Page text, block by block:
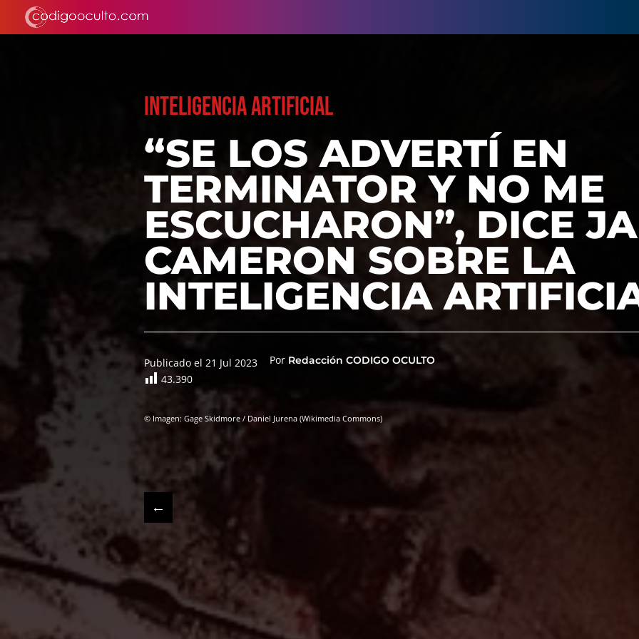
INTELIGENCIA ARTIFICIAL
“SE LOS ADVERTÍ EN
TERMINATOR Y NO ME
ESCUCHARON”, DICE
CAMERON SOBRE LA
INTELIGENCIA
Publicado el 21 Jul 2023 Por Redacción CODIGO OCULTO
43.390
© Imagen: Gage Skidmore / Daniel Jurena (Wikimedia Commons)
←